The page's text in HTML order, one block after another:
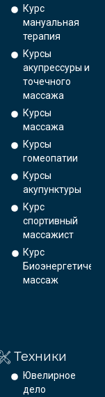
Курс
мануальная
терапия
Курсы
акупрессуры и
точечного
массажа
Курсы
массажа
Курсы
гомеопатии
Курсы
акупунктуры
Курс
спортивный
массажист
Курс
массаж
Техники
Ювелирное
дело